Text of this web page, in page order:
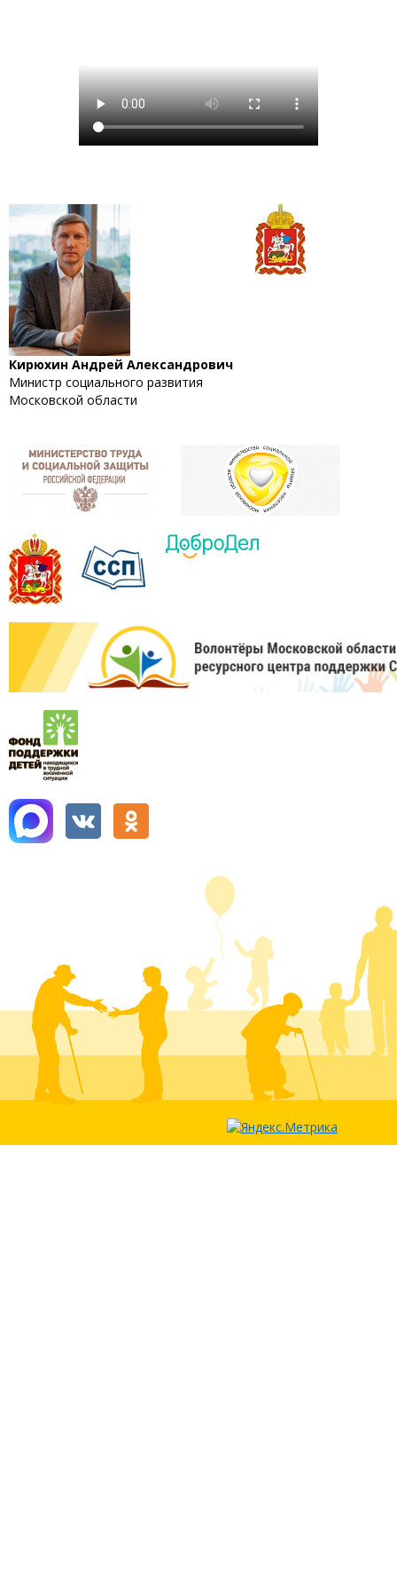
Кирюхин Андрей Александрович
Министр социального развития
Московской области